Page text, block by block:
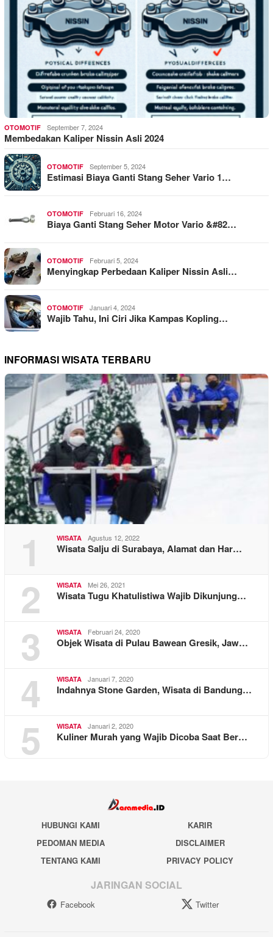
OTOMOTIF September 7, 2024
Membedakan Kaliper Nissin Asli 2024
OTOMOTIF September 5, 2024
Estimasi Biaya Ganti Stang Seher Vario 1…
OTOMOTIF Februari 16, 2024
Biaya Ganti Stang Seher Motor Vario &#82…
OTOMOTIF Februari 5, 2024
Menyingkap Perbedaan Kaliper Nissin Asli…
OTOMOTIF Januari 4, 2024
Wajib Tahu, Ini Ciri Jika Kampas Kopling…
INFORMASI WISATA TERBARU
1 WISATA Agustus 12, 2022
Wisata Salju di Surabaya, Alamat dan Har…
2 WISATA Mei 26, 2021
Wisata Tugu Khatulistiwa Wajib Dikunjung…
3 WISATA Februari 24, 2020
Objek Wisata di Pulau Bawean Gresik, Jaw…
4 WISATA Januari 7, 2020
Indahnya Stone Garden, Wisata di Bandung…
5 WISATA Januari 2, 2020
Kuliner Murah yang Wajib Dicoba Saat Ber…
HUBUNGI KAMI
KARIR
PEDOMAN MEDIA
DISCLAIMER
TENTANG KAMI
PRIVACY POLICY
JARINGAN SOCIAL
Facebook Twitter